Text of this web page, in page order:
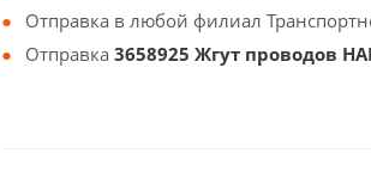
Отправка в любой филиал
Отправка 3658925 Жгут проводов